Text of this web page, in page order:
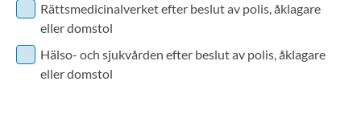
Rättsmedicinalverket efter beslut av polis, åklagare
eller domstol
Hälso- och sjukvården efter beslut av polis, åklagare
eller domstol